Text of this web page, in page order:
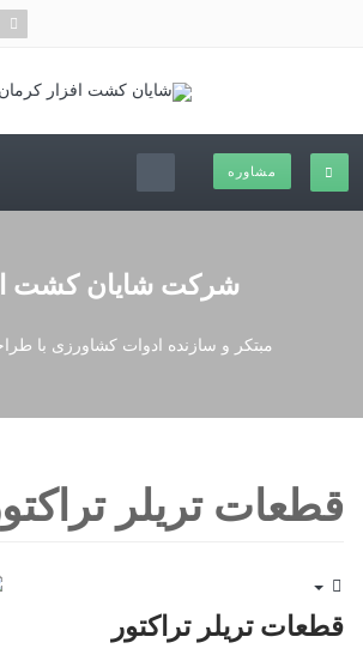
مشاوره
شرکت شایان کشت
مبتکر و سازنده ادوات کشاورزی با
قطعات تریلر
قطعات تریلر تراکتور